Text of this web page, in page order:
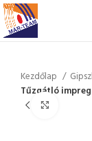
Kezdőlap
Tűzgátló